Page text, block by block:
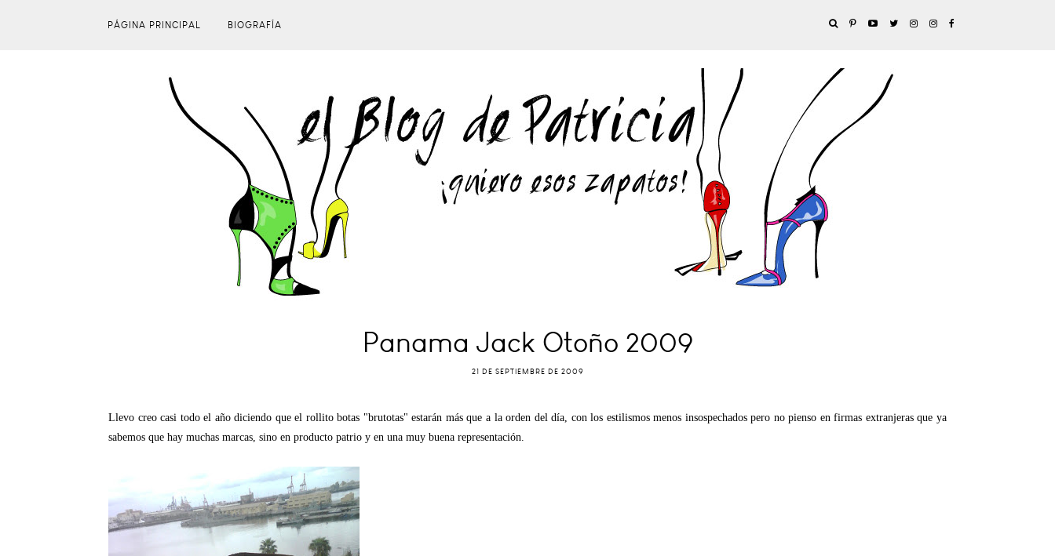
PÁGINA PRINCIPAL BIOGRAFÍA
Panama Jack Otoño 2009
21 DE SEPTIEMBRE DE 2009
Llevo creo casi todo el año diciendo que el rollito botas "brutotas" estarán más que a la orden del día, con los estilismos menos insospechados pero no pienso en firmas extranjeras que ya
sabemos que hay muchas marcas, sino en producto patrio y en una muy buena representación.